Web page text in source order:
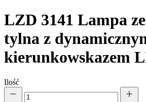
LZD 3141 Lampa
tylna z
kierunkowskazem
Ilość